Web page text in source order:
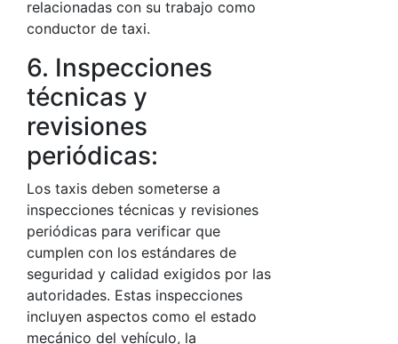
relacionadas con su trabajo como
conductor de taxi.
6. Inspecciones
técnicas y
revisiones
periódicas:
Los taxis deben someterse a
inspecciones técnicas y revisiones
periódicas para verificar que
cumplen con los estándares de
seguridad y calidad exigidos por las
autoridades. Estas inspecciones
incluyen aspectos como el estado
mecánico del vehículo, la